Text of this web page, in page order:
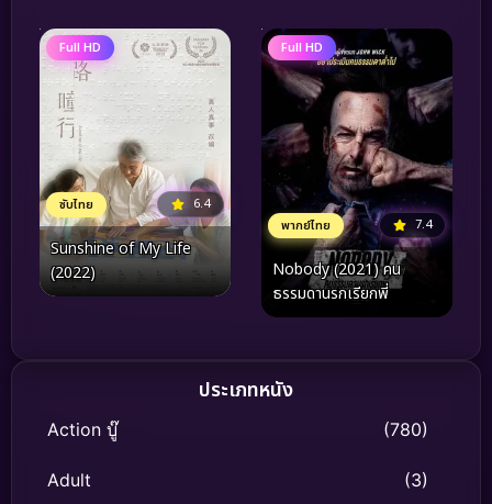
Full HD
ซับไทย 6.4
Sunshine of My Life
(2022)
Full HD
พากย์ไทย 7.4
Nobody (2021) คน
ธรรมดานรกเรียกพี่
ประเภทหนัง
Action บู๊ (780)
Adult (3)